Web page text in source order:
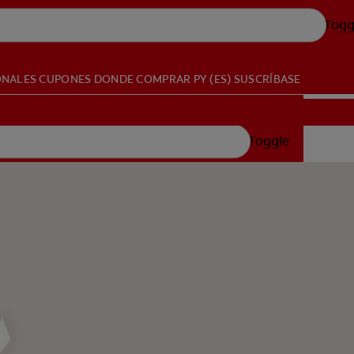
CUPONES DONDE COMPRAR PY (ES) SUSCRÍBASE
Toggle